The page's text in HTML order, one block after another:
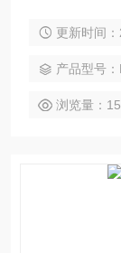
一代革新型CT
度高、测试效
更新时间
产品型号
浏览量：